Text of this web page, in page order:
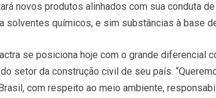
novos produtos alinhados com sua conduta
solventes químicos, e sim substâncias à base
se posiciona hoje com o grande diferencial
setor da construção civil de seu país.
com respeito ao meio ambiente,